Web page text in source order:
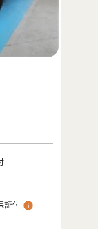
証付